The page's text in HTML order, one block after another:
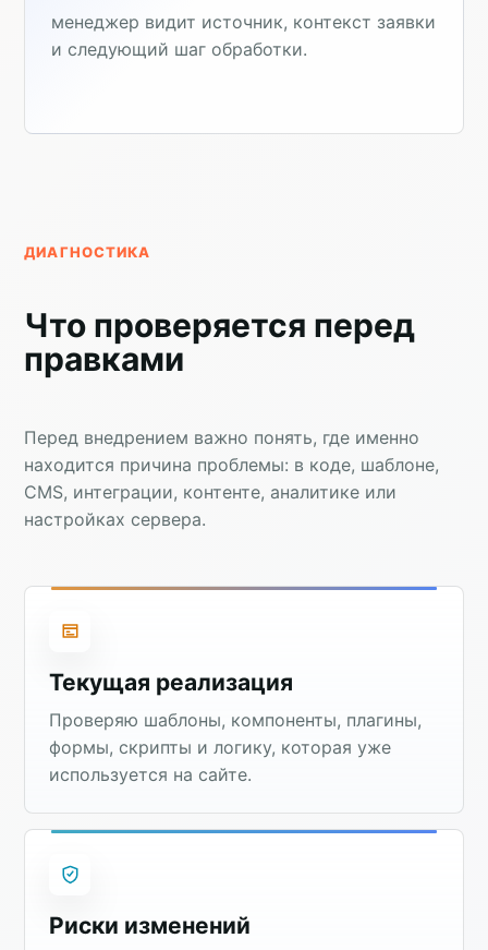
менеджер видит источник, контекст заявки
и следующий шаг обработки.
ДИАГНОСТИКА
Что проверяется перед
правками
Перед внедрением важно понять, где именно
находится причина проблемы: в коде, шаблоне,
CMS, интеграции, контенте, аналитике или
настройках сервера.
Текущая реализация
Проверяю шаблоны, компоненты, плагины,
формы, скрипты и логику, которая уже
используется на сайте.
Риски изменений